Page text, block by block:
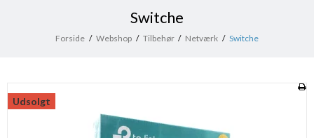
Switche
Forside / Webshop / Tilbehør / Netværk / Switche
Udsolgt